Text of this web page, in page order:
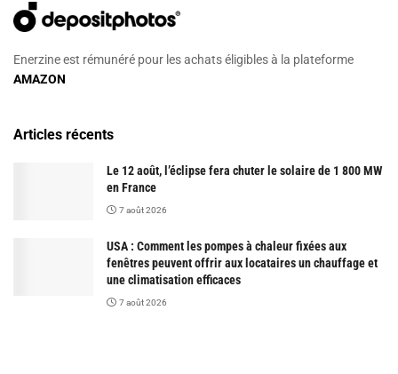
Enerzine est rémunéré pour les achats éligibles à la plateforme
AMAZON
Articles récents
Le 12 août, l’éclipse fera chuter le solaire de 1 800 MW
en France
7 août 2026
USA : Comment les pompes à chaleur fixées aux
fenêtres peuvent offrir aux locataires un chauffage et
une climatisation efficaces
7 août 2026